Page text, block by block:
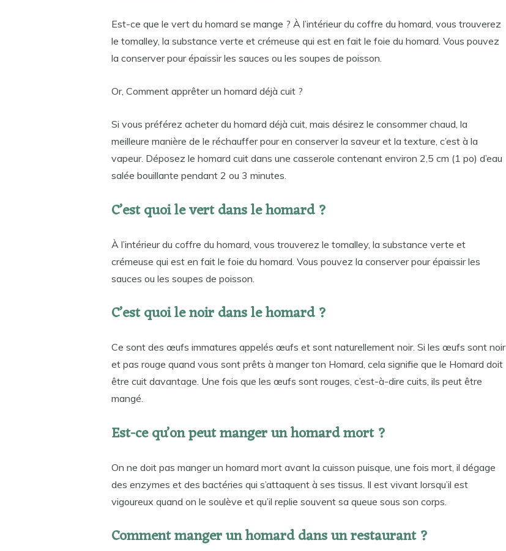
Est-ce que le vert du homard se mange ? À l’intérieur du coffre du homard, vous trouverez
le tomalley, la substance verte et crémeuse qui est en fait le foie du homard. Vous pouvez
la conserver pour épaissir les sauces ou les soupes de poisson.
Or, Comment apprêter un homard déjà cuit ?
Si vous préférez acheter du homard déjà cuit, mais désirez le consommer chaud, la
meilleure manière de le réchauffer pour en conserver la saveur et la texture, c’est à la
vapeur. Déposez le homard cuit dans une casserole contenant environ 2,5 cm (1 po) d’eau
salée bouillante pendant 2 ou 3 minutes.
C’est quoi le vert dans le homard ?
À l’intérieur du coffre du homard, vous trouverez le tomalley, la substance verte et
crémeuse qui est en fait le foie du homard. Vous pouvez la conserver pour épaissir les
sauces ou les soupes de poisson.
C’est quoi le noir dans le homard ?
Ce sont des œufs immatures appelés œufs et sont naturellement noir. Si les œufs sont noir
et pas rouge quand vous sont prêts à manger ton Homard, cela signifie que le Homard doit
être cuit davantage. Une fois que les œufs sont rouges, c’est-à-dire cuits, ils peut être
mangé.
Est-ce qu’on peut manger un homard mort ?
On ne doit pas manger un homard mort avant la cuisson puisque, une fois mort, il dégage
des enzymes et des bactéries qui s’attaquent à ses tissus. Il est vivant lorsqu’il est
vigoureux quand on le soulève et qu’il replie souvent sa queue sous son corps.
Comment manger un homard dans un restaurant ?